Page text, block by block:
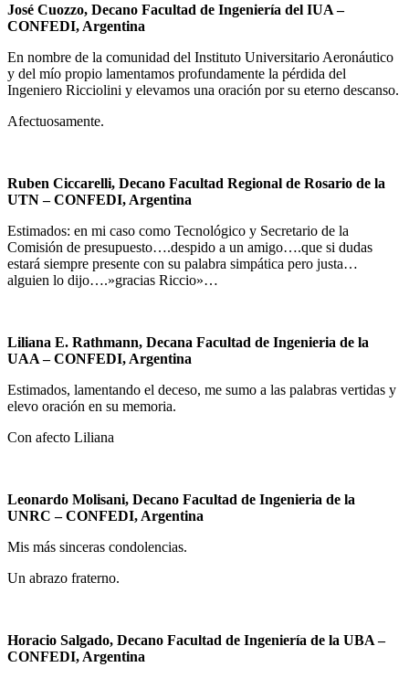
José Cuozzo, Decano Facultad de Ingeniería del IUA–
CONFEDI, Argentina
En nombre de la comunidad del Instituto Universitario Aeronáutico
y del mío propio lamentamos profundamente la pérdida del
Ingeniero Ricciolini y elevamos una oración por su eterno descanso.
Afectuosamente.
Ruben Ciccarelli, Decano Facultad Regional de Rosario de la
UTN– CONFEDI, Argentina
Estimados: en mi caso como Tecnológico y Secretario de la
Comisión de presupuesto….despido a un amigo….que si dudas
estará siempre presente con su palabra simpática pero justa…
alguien lo dijo….»gracias Riccio»…
Liliana E. Rathmann, Decana Facultad de Ingenieria de la
UAA – CONFEDI, Argentina
Estimados, lamentando el deceso, me sumo a las palabras vertidas y
elevo oración en su memoria.
Con afecto Liliana
Leonardo Molisani, Decano Facultad de Ingenieria de la
UNRC – CONFEDI, Argentina
Mis más sinceras condolencias.
Un abrazo fraterno.
Horacio Salgado, Decano Facultad de Ingeniería de la UBA–
CONFEDI, Argentina